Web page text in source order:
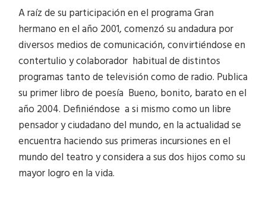
A raíz de su participación en el programa Gran
hermano en el año 2001, comenzó su andadura por
diversos medios de comunicación, convirtiéndose en
contertulio y colaborador habitual de distintos
programas tanto de televisión como de radio. Publica
su primer libro de poesía Bueno, bonito, barato en el
año 2004. Definiéndose a si mismo como un libre
pensador y ciudadano del mundo, en la actualidad se
encuentra haciendo sus primeras incursiones en el
mundo del teatro y considera a sus dos hijos como su
mayor logro en la vida.